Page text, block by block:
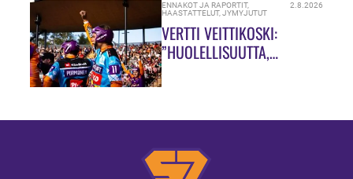
ENNAKOT JA RAPORTIT,
HAASTATTELUT,JYMYJUTUT
2.8.2026
VERTTI VEITTIKOSKI:
”HUOLELLISUUTTA,